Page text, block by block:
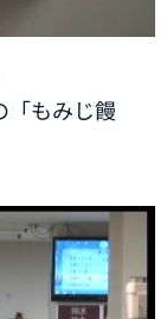
もみじ饅